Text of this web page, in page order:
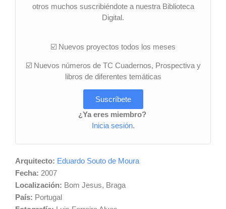
otros muchos suscribiéndote a nuestra Biblioteca
Digital.
☑️ Nuevos proyectos todos los meses
☑️ Nuevos números de TC Cuadernos, Prospectiva y
libros de diferentes temáticas
Suscríbete
¿Ya eres miembro?
Inicia sesión.
Arquitecto: Eduardo Souto de Moura
Fecha: 2007
Localización: Bom Jesus, Braga
País: Portugal